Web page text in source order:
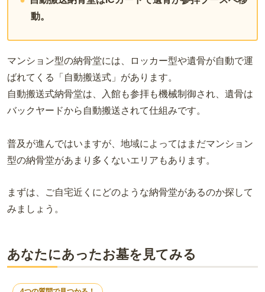
動。
マンション型の納骨堂には、ロッカー型や遺骨が自動で運
ばれてくる「自動搬送式」があります。
自動搬送式納骨堂は、入館も参拝も機械制御され、遺骨は
バックヤードから自動搬送されて仕組みです。
普及が進んではいますが、地域によってはまだマンション
型の納骨堂があまり多くないエリアもあります。
まずは、ご自宅近くにどのような納骨堂があるのか探して
みましょう。
あなたにあったお墓を見てみる